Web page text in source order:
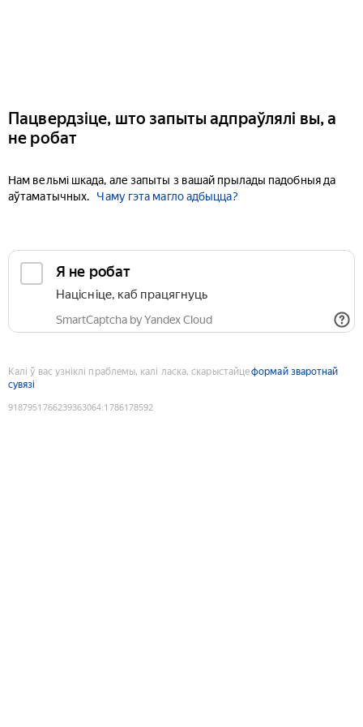
Пацвердзіце, што запыты адпраўлялі вы, а
не робат
Нам вельмі шкада, але запыты з вашай прылады падобныя да
аўтаматычных.
Чаму гэта магло адбыцца?
Я не робат
Націсніце, каб працягнуць
SmartCaptcha by Yandex Cloud
Калі ў вас узніклі праблемы, калі ласка, скарыстайцеформай зваротнай
сувязі
9187951766239363064:1786178592